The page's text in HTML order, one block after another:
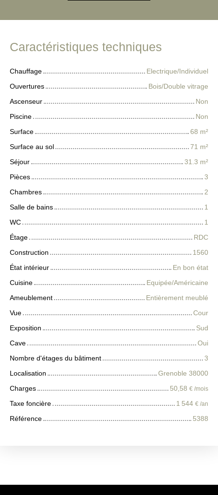
Caractéristiques techniques
Chauffage
Electrique/Individuel
Ouvertures
Bois/Double vitrage
Ascenseur
Non
Piscine
Non
Surface
68 m²
Surface au sol
71 m²
Séjour
31.3 m²
Pièces
3
Chambres
2
Salle de bains
1
WC
1
Étage
RDC
Construction
1560
État intérieur
En bon état
Cuisine
Equipée/Américaine
Ameublement
Entièrement meublé
Vue
Cour
Exposition
Sud
Cave
Oui
Nombre d'étages du bâtiment
3
Localisation
Grenoble 38000
Charges
50,58 € /mois
Taxe foncière 1 544 € /an
Référence 5388